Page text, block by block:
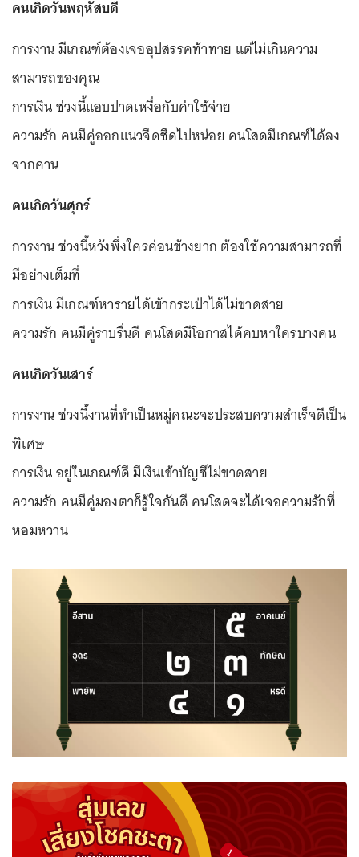
คนเกิดวันพฤหัสบดี
การงาน มีเกณฑ์ต้องเจออุปสรรคท้าทาย แต่ไม่เกินความ
สามารถของคุณ
การเงิน ช่วงนี้แอบปาดเหงื่อกับค่าใช้จ่าย
ความรัก คนมีคู่ออกแนวจืดชืดไปหน่อย คนโสดมีเกณฑ์ได้ลง
จากคาน
คนเกิดวันศุกร์
การงาน ช่วงนี้หวังพึ่งใครค่อนข้างยาก ต้องใช้ความสามารถที่
มีอย่างเต็มที่
การเงิน มีเกณฑ์หารายได้เข้ากระเป๋าได้ไม่ขาดสาย
ความรัก คนมีคู่ราบรื่นดี คนโสดมีโอกาสได้คบหาใครบางคน
คนเกิดวันเสาร์
การงาน ช่วงนี้งานที่ทำเป็นหมู่คณะจะประสบความสำเร็จดีเป็น
พิเศษ
การเงิน อยู่ในเกณฑ์ดี มีเงินเข้าบัญชีไม่ขาดสาย
ความรัก คนมีคู่มองตาก็รู้ใจกันดี คนโสดจะได้เจอความรักที่
หอมหวาน